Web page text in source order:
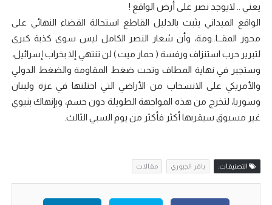
يعني .. لايوجد نصر على أرض الواقع !
الواقع الميداني يثبت بالدليل القاطع استحالة القضاء النهائي على
محور المقــا..ومة، وأن شعار النصر الكامل ليس سوى كذبة كبرى
لتبرير حرب استنزاف ورفسة ( حمار ميت ) لن تنتهي إلا بخراب إسرائيل،
وستجبر في نهاية المطاف وتحت ضغط المقاومة والضغط الدولي
والأمريكي على الانسحاب من الأراضي التي احتلتها في غزة ولبنان
وسوريا، لتخرج من هذه المواجهة الطويلة دون حسم، وبإنهاك بنيوي
غير مسبوق سيقربها أكثر فأكثر من يوم السبي الثالث.
التصنيفات: باقر الجبوري مقالات